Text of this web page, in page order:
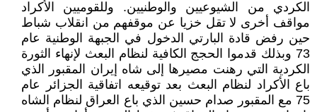
الكردي من الشيوعيين والوطنيين. وللقوميين الأكراد
مواقف أخرى لا تقل خزيا عن موقفهم من انقلاب شباط
حين رفض قادة البارتي الدخول في الجبهة الوطنية عام
73 وبذلك قدموا الحجج الكافية لنظام البعث لإنهاء الثورة
الكردية التي رهنت مصيرها إلى شاه إيران المقبور الذي
باع الأكراد لنظام البعث بعد توقيعه اتفاقية الجزائر عام
75 مع المقبور صدام حسين الذي باع العراق لنظام الشاه